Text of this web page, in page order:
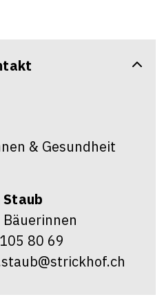
& Gesundheit
Staub
Bäuerinnen
80 69